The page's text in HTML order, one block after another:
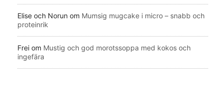
Elise och Norun om Mumsig mugcake i micro – snabb och
proteinrik
Frei om Mustig och god morotssoppa med kokos och
ingefära